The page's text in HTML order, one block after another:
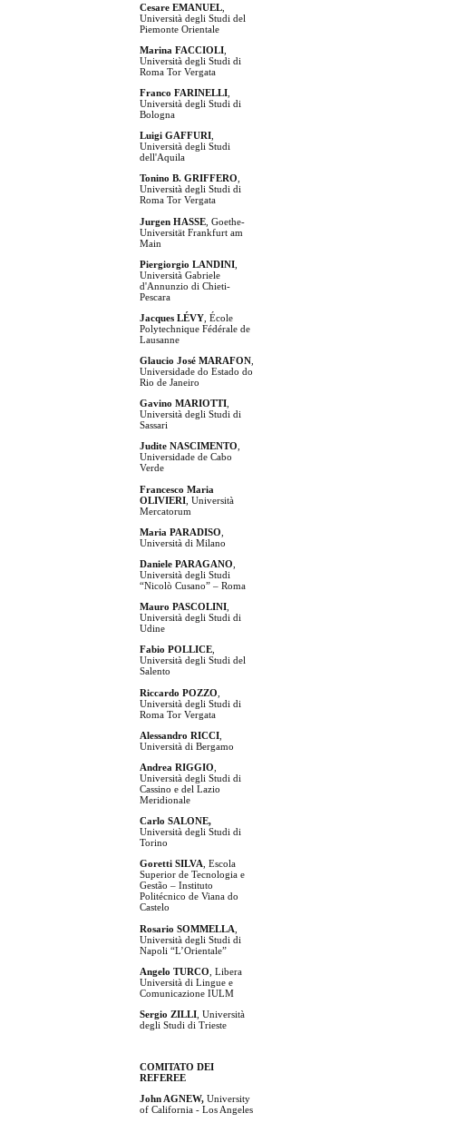
Cesare EMANUEL
Università degli Studi del
Piemonte Orientale
Marina FACCIOLI
Università degli Studi di
Roma Tor Vergata
Franco FARINELLI
Università degli Studi di
Bologna
Luigi GAFFURI
Università degli Studi
dell'Aquila
Tonino B. GRIFFERO
Università degli Studi di
Roma Tor Vergata
Jurgen HASSE , Goethe-
Universität Frankfurt am
Main
Piergiorgio LANDINI
Università Gabriele
d'Annunzio di Chieti-
Pescara
Jacques LÉVY , École
Polytechnique Fédérale de
Lausanne
Glaucio José MARAFON
Universidade do Estado do
Rio de Janeiro
Gavino MARIOTTI
Università degli Studi di
Sassari
Judite NASCIMENTO,
Universidade de Cabo
Verde
Francesco Maria
OLIVIERI , Università
Mercatorum
Maria PARADISO
Università di Milano
Daniele PARAGANO
Università degli Studi
“Nicolò Cusano” – Roma
Mauro PASCOLINI
Università degli Studi di
Udine
Fabio POLLICE,
Università degli Studi del
Salento
Riccardo POZZO
Università degli Studi di
Roma Tor Vergata
Alessandro RICCI
Università di Bergamo
Andrea RIGGIO
Università degli Studi di
Cassino e del Lazio
Meridionale
Carlo SALONE,
Università degli Studi di
Torino
Goretti SILVA , Escola
Superior de Tecnologia e
Gestão – Instituto
Politécnico de Viana do
Castelo
Rosario SOMMELLA
Università degli Studi di
Napoli “L’Orientale”
Angelo TURCO , Libera
Università di Lingue e
Comunicazione IULM
Sergio ZILLI , Università
degli Studi di Trieste
COMITATO DEI
REFEREE
John AGNEW, University
of California - Los Angeles